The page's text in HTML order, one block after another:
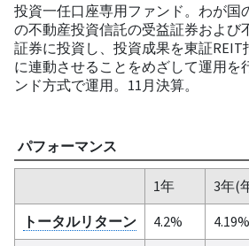
投資一任口座専用ファンド。わが国
の不動産投資信託の受益証券および
証券に投資し、投資成果を東証REIT
に連動させることをめざして運用を
ンド方式で運用。11月決算。
パフォーマンス
1年 3年(
トータルリターン
4.2% 4.19%